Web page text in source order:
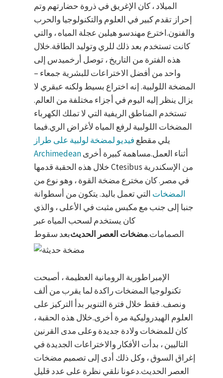
الميلاد ، كان الإغريق في ذروة حضارتهم وتم
إحراز تقدم كبير في العلوم والتكنولوجيا والحرب
والفنون.اخترع مهندسو هيلين عجلة المياه ، والتي
كانت تستخدم بعد ذلك للري وتوليد الطاقة.خلال
هذه الفترة من التاريخ ، توصل أرخميدس إلى
واحد من أفضل الاختراعات للبشرية جمعاء –
المضخة اللولبية. إنه اختراع بسيط ولكنه عبقري لا
يزال ينظر إليه اليوم في أجزاء مختلفة من العالم.
تستخدم المناطق الريفية التي لا تملك الكهرباء
المضخات اللولبية لرفع المياه لأغراض الري.فيما
يلي مقطع فيديو لمضخة لولبية على طراز
Archimedeanأثناء العمل.مساهمة كبيرة أخرى
خلال هذه الحقبة قدمها Ctesibus من الإسكندرية
في مصر. كان مخترع مضخة القوة ، وهو نوع من
المضخات التي تعمل باليد. يتكون من أسطوانة
جنبا إلى جنب مع مكبس مثبت في الأعلى ، والذي
كان يستخدم لسحب المياه عبر
الصمامات.مضخات العصر الحديثبعد سقوط
الإمبراطورية الرومانية العظيمة ، أصبحت
تكنولوجيا المضخات راكدة لما يقرب من ألف
ونصف. فقط خلال فترة التنوير بدأ التركيز على
العلوم الهيدروليكية مرة أخرى.خلال هذه الحقبة ،
كان للمضخات ولادة جديدة وعلى مدى القرنين
التاليين ، بدأت الأفكار والاختراعات الجديدة في
إغراق السوق ، وكل ذلك أدى إلى تصميم مضخات
العصر الحديث.دعونا نلقي نظرة على عدد قليل